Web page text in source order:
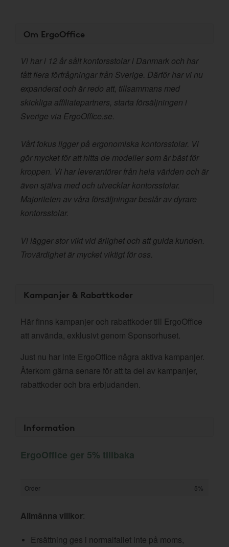
Om ErgoOffice
Vi har i 12 år sålt kontorsstolar i Danmark och har
fått flera förfrågningar från Sverige. Därför har vi nu
expanderat och är redo att, tillsammans med
skickliga affiliatepartners, starta försäljningen i
Sverige via ErgoOffice.se.
Vårt fokus ligger på ergonomiska kontorsstolar. Vi
gör mycket för att hitta de modeller som är bäst för
kroppen. Vi har leverantörer från hela världen och är
även själva med och utvecklar kontorsstolar.
Majoriteten av våra försäljningar består av dyrare
kontorsstolar.
Vi lägger stor vikt vid ärlighet och att guida kunden.
Trovärdighet är mycket viktigt för oss.
Kampanjer & Rabattkoder
Här finns kampanjer och rabattkoder till ErgoOffice
att använda, exklusivt genom Sponsorhuset.
Just nu har inte ErgoOffice några aktiva kampanjer.
Återkom gärna senare för att ta del av kampanjer,
rabattkoder och bra erbjudanden.
Information
ErgoOffice ger 5% tillbaka
Order 5%
Allmänna villkor:
Ersättning ges i normalfallet inte på moms,